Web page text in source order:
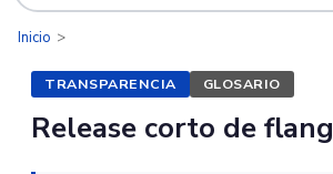
Inicio
TRANSPARENCIA GLOSARIO
Release corto de